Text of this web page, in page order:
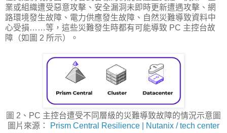
業或組織遭受惡意攻擊、安全漏洞未即時更新遭遇攻擊、網
路環境發生故障、電力供應發生故障、自然災難導致資料中
心受損……等，這些災難發生時都有可能導致 PC 主控台故
障（如圖 2 所示）。
圖 2、PC 主控台遭受不同層級的災難導致故障的情況示意圖
圖片來源：
Prism Central Resilience | Nutanix / tech center